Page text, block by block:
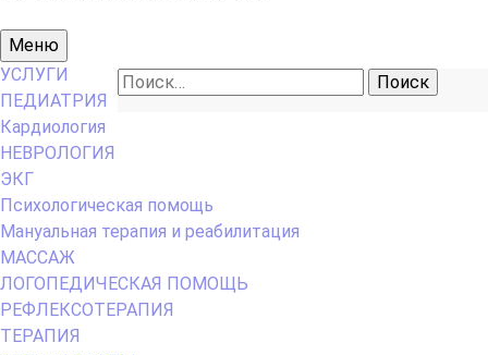
Основное
меню
Меню
Найти:
УСЛУГИ
ПЕДИАТРИЯ
Кардиология
НЕВРОЛОГИЯ
ЭКГ
Психологическая помощь
Мануальная терапия и реабилитация
МАССАЖ
ЛОГОПЕДИЧЕСКАЯ ПОМОЩЬ
РЕФЛЕКСОТЕРАПИЯ
ТЕРАПИЯ